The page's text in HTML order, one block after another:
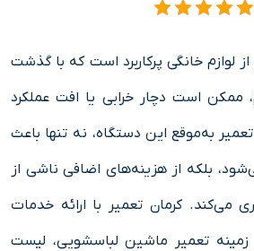
لوازم خانگی پرکاربرد است که با گذشت
ممکن است دچار خرابی یا افت عملکرد
به‌موقع این دستگاه، نه تنها باعث
بلکه از هزینه‌های اضافی ناشی از
می‌کند. کرمان تعمیر با ارائه خدمات
تعمیر ماشین لباسشویی، لیست